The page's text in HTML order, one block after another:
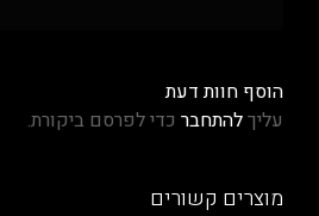
הוסף חוות דעת
עליךלהתחבר כדי לפרסם ביקורת.
מוצרים קשורים